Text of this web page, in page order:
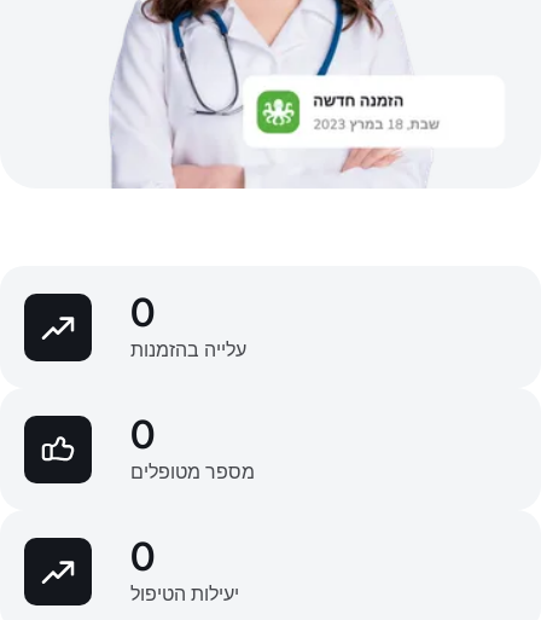
0
עלייה בהזמנות
0
מספר מטופלים
0
יעילות הטיפול